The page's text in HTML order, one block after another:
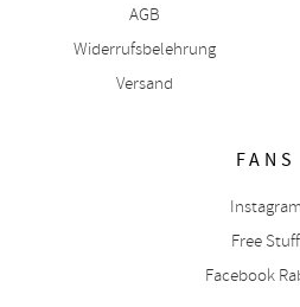
AGB
Widerrufsbelehrung
Versand
FANS
Instagram
Free Stuff
Facebook